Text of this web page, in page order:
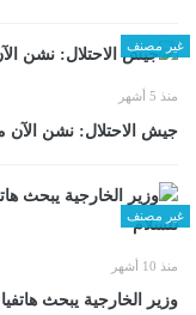
غير مصنف
منذ 5 أشهر
جيش الاحتلال: نشن
غير مصنف
منذ 10 أشهر
وزير الخارجية يبحث